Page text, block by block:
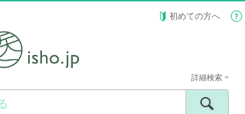
初めての方へ
詳細検索